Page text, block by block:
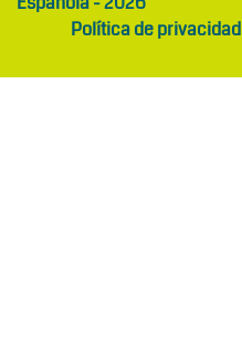
Política de privacidad